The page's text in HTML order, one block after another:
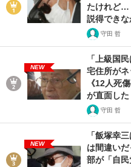
たけれど…
説得できな
守田 哲
NEW
「上級国
宅住所が
《12人死
が直面した
守田 哲
NEW
「飯塚幸
は間違い
部が「自